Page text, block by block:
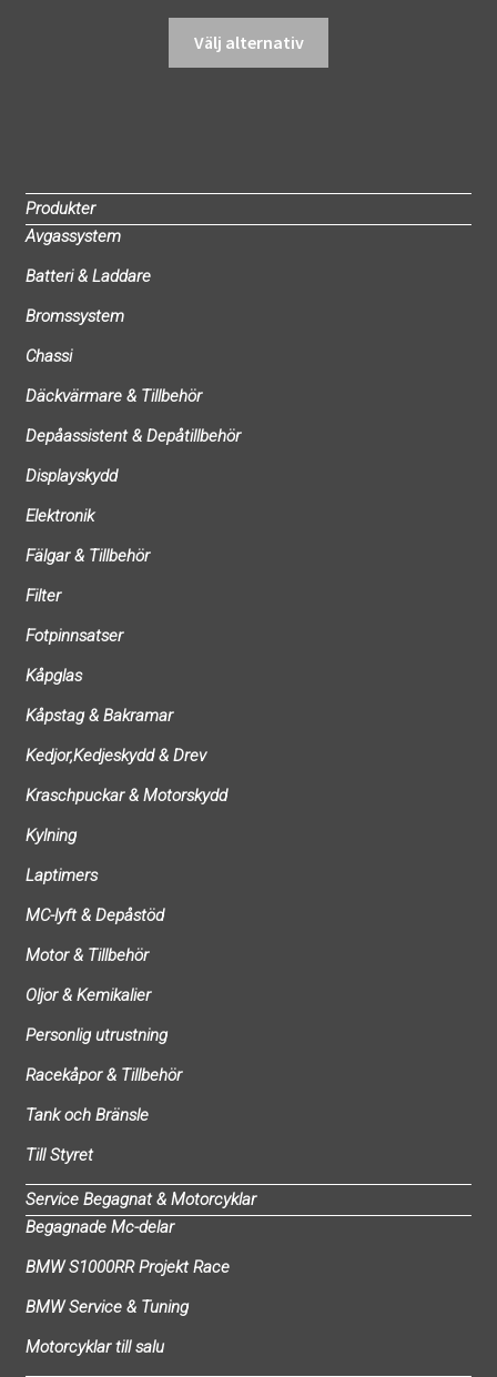
Välj alternativ
De
olika
Produkter
Avgassystem
Batteri & Laddare
Bromssystem
Chassi
Däckvärmare & Tillbehör
Depåassistent & Depåtillbehör
Displayskydd
Elektronik
Fälgar & Tillbehör
Filter
Fotpinnsatser
Kåpglas
Kåpstag & Bakramar
Kedjor,Kedjeskydd & Drev
Kraschpuckar & Motorskydd
Kylning
Laptimers
MC-lyft & Depåstöd
Motor & Tillbehör
Oljor & Kemikalier
Personlig utrustning
Racekåpor & Tillbehör
Tank och Bränsle
Till Styret
Service Begagnat & Motorcyklar
Begagnade Mc-delar
BMW S1000RR Projekt Race
BMW Service & Tuning
Motorcyklar till salu